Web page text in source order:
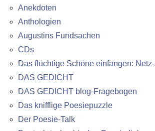
Anekdoten
Anthologien
Augustins Fundsachen
CDs
Das flüchtige Schöne einfangen:
DAS GEDICHT
DAS GEDICHT blog-Fragebogen
Das knifflige Poesiepuzzle
Der Poesie-Talk